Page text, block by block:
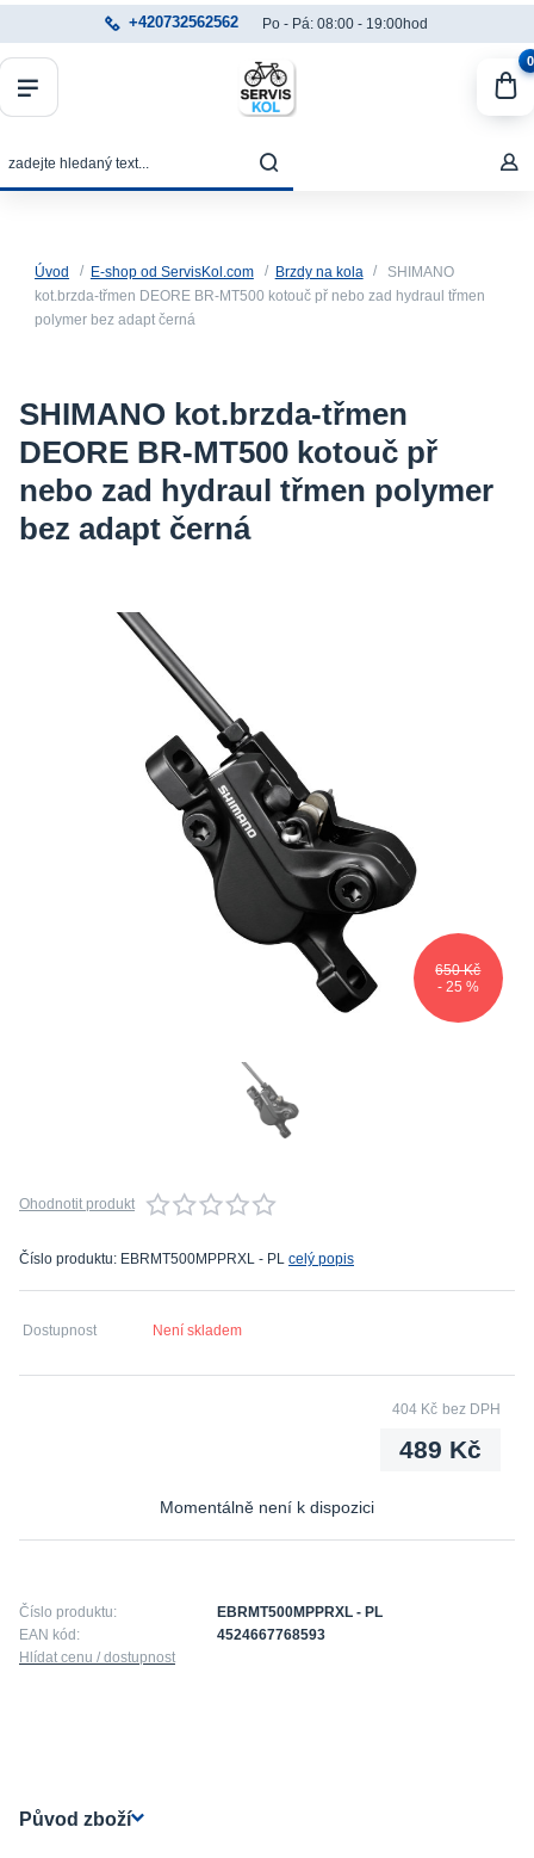
+420732562562 Po - Pá: 08:00 - 19:00hod
0
Úvod E-shop od ServisKol.com Brzdy na kola
SHIMANO
kot.brzda-třmen DEORE BR-MT500 kotouč př nebo zad hydraul třmen
polymer bez adapt černá
SHIMANO kot.brzda-třmen
DEORE BR-MT500 kotouč př
nebo zad hydraul třmen polymer
bez adapt černá
650 Kč
- 25 %
Ohodnotit produkt
Číslo produktu: EBRMT500MPPRXL - PL celý popis
Dostupnost Není skladem
489 Kč
404 Kč bez DPH
Momentálně není k dispozici
Číslo produktu:
EBRMT500MPPRXL - PL
EAN kód:
4524667768593
Hlídat cenu / dostupnost
Původ zboží